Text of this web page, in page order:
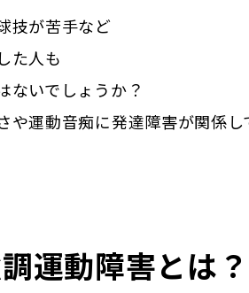
技が苦手など
た人も
ないでしょうか？
や運動音痴に発達障害が関係
運動障害とは？